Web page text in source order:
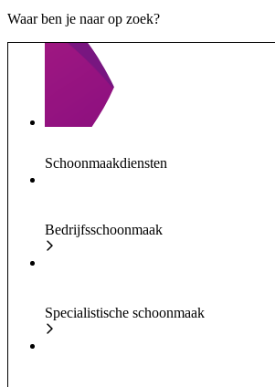
Waar ben je naar op zoek?
Schoonmaakdiensten
Bedrijfsschoonmaak
Specialistische schoonmaak